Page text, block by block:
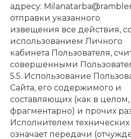
адресу:
отправки указанного
извещения все действия,
использованием Личного
кабинета Пользователя,
совершенными
5.5. Использование
Сайта, его содержимого и
составляющих (как в целом,
фрагментарно) и прочих
Исполнителем
означает передачи